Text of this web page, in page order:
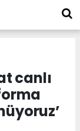
canlı